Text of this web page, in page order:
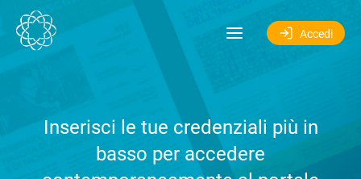
Salta al contenuto
Accedi
Inserisci le tue credenziali più in
basso per accedere